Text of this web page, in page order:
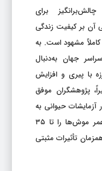
برای
آن بر کیفیت زندگی
کاملاً مشهود است. به
جهان به‌دنبال
با پیری و افزایش
پژوهشگران موفق
آزمایشات حیوانی به
کار ببرند که توانسته طول عمر موش‌ها را تا ۳۵
تأثیرات مثبتی